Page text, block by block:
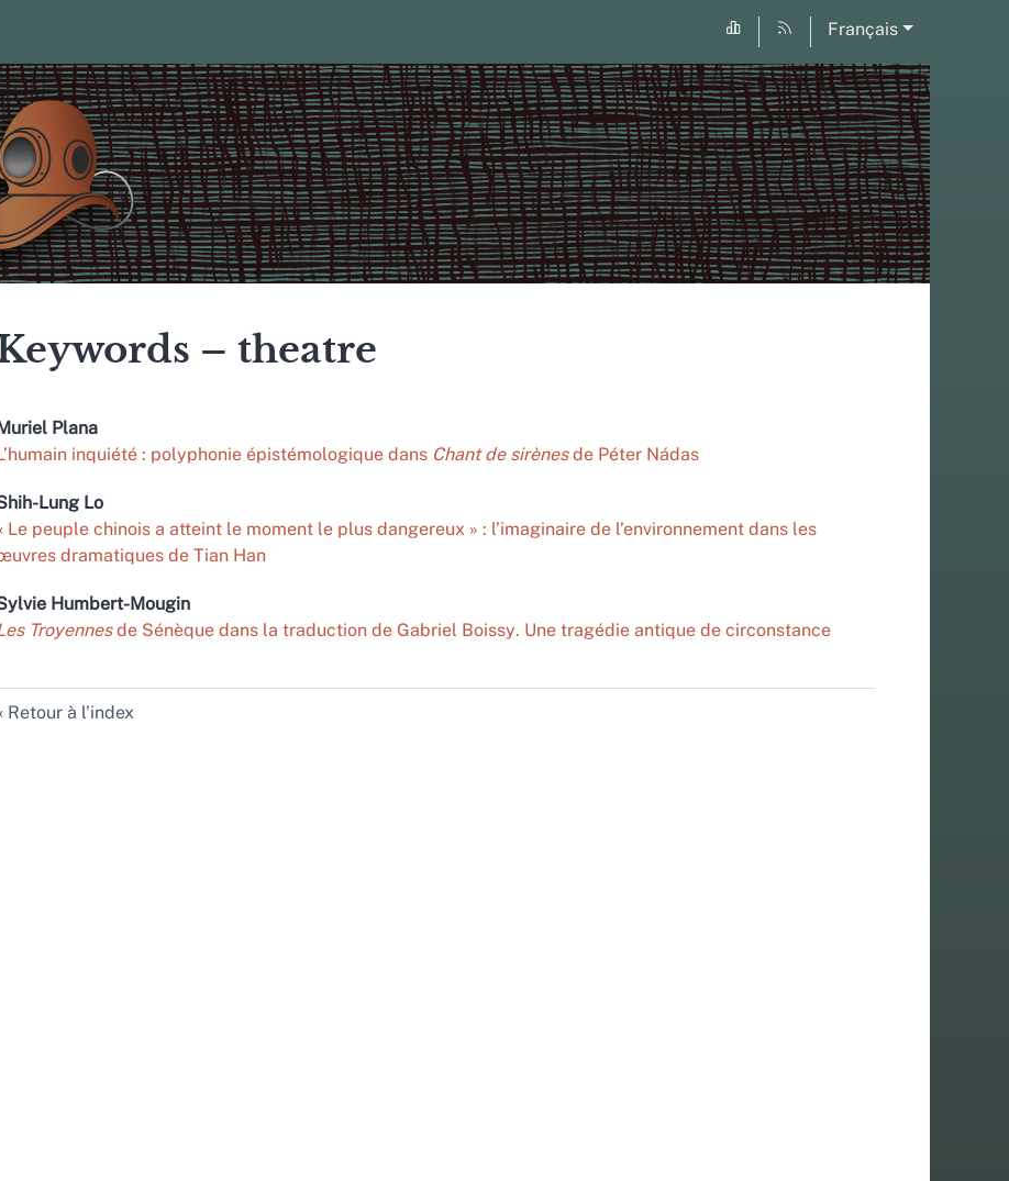
Français
– theatre
Plana
inquiété : polyphonie épistémologique dans Chant de sirènesde Péter Nádas
Lung Lo
Le peuple chinois a atteint le moment le plus dangereux » : l’imaginaire de l’environnement dans les
dramatiques de Tian Han
Humbert-Mougin
Troyennesde Sénèque dans la traduction de Gabriel Boissy. Une tragédie antique de circonstance
Retour à l’index